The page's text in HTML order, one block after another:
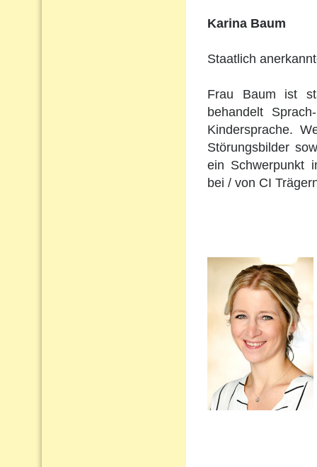
Karina Baum
Staatlich
Frau Baum ist
behandelt
Kindersprache.
Störungsbilder
ein Schwerpunkt
bei / von CI